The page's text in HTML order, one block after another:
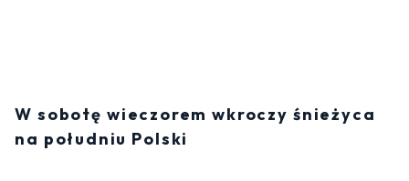
W sobotę wieczorem wkroczy śnieżyca
na południu Polski